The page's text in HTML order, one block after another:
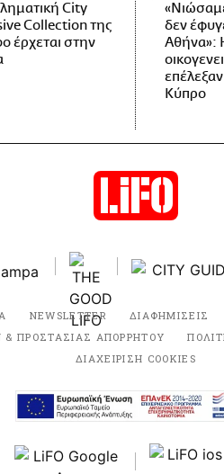
City
Collection της
έρχεται στην
δεν
Αθήνα»:
Κύπρο
NEWSLETTER ΔΙΑΦΗΜΙΣΕΙΣ
& ΠΡΟΣΤΑΣΙΑΣ ΑΠΟΡΡΗΤΟΥ
ΔΙΑΧΕΙΡΙΣΗ COOKIES